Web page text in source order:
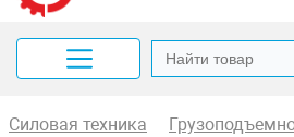
Силовая техника